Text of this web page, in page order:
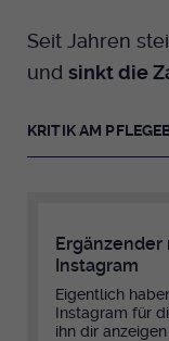
Seit Jahren
und sinkt die
KRITIK AM
Instagram
Eigentlich
Instagram für
ihn dir